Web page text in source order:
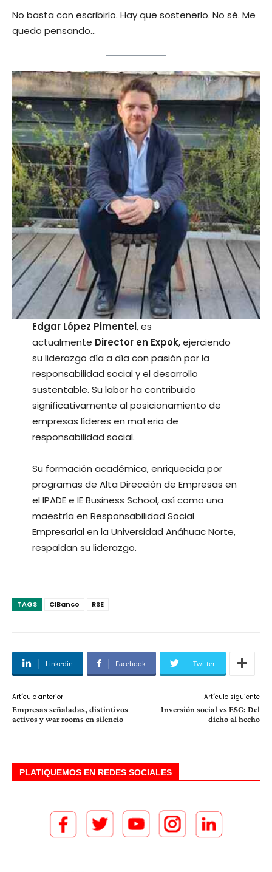
No basta con escribirlo. Hay que sostenerlo. No sé. Me
quedo pensando…
Edgar López Pimentel, es
actualmente Director en Expok, ejerciendo
su liderazgo día a día con pasión por la
responsabilidad social y el desarrollo
sustentable. Su labor ha contribuido
significativamente al posicionamiento de
empresas líderes en materia de
responsabilidad social.
Su formación académica, enriquecida por
programas de Alta Dirección de Empresas en
el IPADE e IE Business School, así como una
maestría en Responsabilidad Social
Empresarial en la Universidad Anáhuac Norte,
respaldan su liderazgo.
TAGS CIBanco RSE
Linkedin Facebook Twitter
Artículo anterior
Empresas señaladas, distintivos
activos y war rooms en silencio
Artículo siguiente
Inversión social vs ESG: Del
dicho al hecho
PLATIQUEMOS EN REDES SOCIALES